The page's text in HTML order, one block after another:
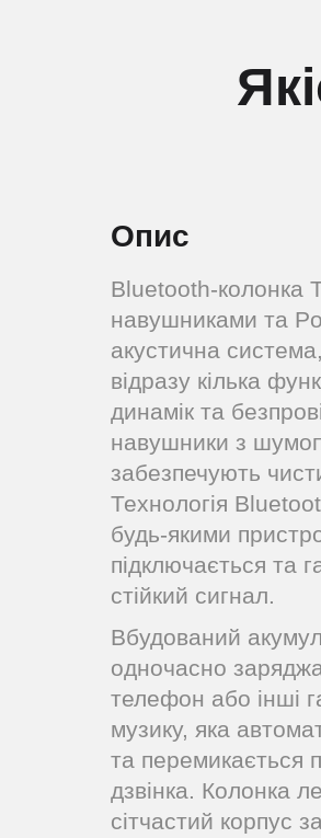
Опис
Bluetooth-колонка
навушниками та
акустична
відразу кілька
динамік та
навушники з
забезпечують
Технологія
будь-якими
підключається та
стійкий сигнал.
Вбудований
одночасно
телефон або інші
музику, яка
та перемикається
дзвінка. Колонка
сітчастий корпус